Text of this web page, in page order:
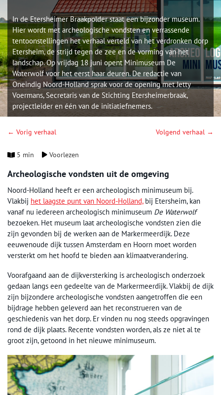
In de Etersheimer Braakpolder staat een bijzonder museum.
Hier wordt met archeologische vondsten en verrassende
tentoonstellingen het verhaal verteld van het verdronken dorp
Etersheim, de strijd tegen de zee en de vorming van het
landschap. Op vrijdag 18 juni opent Minimuseum De
Waterwolf voor het eerst haar deuren. De redactie van
Oneindig Noord-Holland sprak voor de opening met Jetty
Voermans, Secretaris van de Stichting Etersheimerbraak,
projectleider en één van de initiatiefnemers.
← Vorig verhaal Volgend verhaal →
5 min Voorlezen
Archeologische vondsten uit de omgeving
Noord-Holland heeft er een archeologisch minimuseum bij.
Vlakbij het laagste punt van Noord-Holland,bij Etersheim, kan
vanaf nu iedereen archeologisch minimuseum De Waterwolf
bezoeken. Het museum laat archeologische vondsten zien die
zijn gevonden bij de werken aan de Markermeerdijk. Deze
eeuwenoude dijk tussen Amsterdam en Hoorn moet worden
versterkt om het hoofd te bieden aan klimaatverandering.
Voorafgaand aan de dijkversterking is archeologisch onderzoek
gedaan langs een gedeelte van de Markermeerdijk. Vlakbij de dijk
zijn bijzondere archeologische vondsten aangetroffen die een
bijdrage hebben geleverd aan het reconstrueren van de
geschiedenis van het dorp. Er vinden nu nog steeds opgravingen
rond de dijk plaats. Recente vondsten worden, als ze niet al te
groot zijn, getoond in het nieuwe minimuseum.